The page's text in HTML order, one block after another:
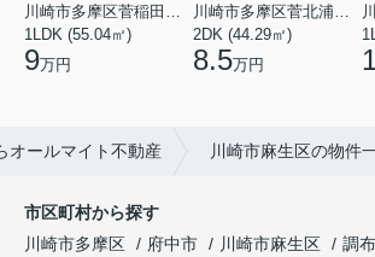
1LDK (55.04㎡)
9万円
2DK (44.29㎡)
8.5万円
オールマイト不動産 川崎市麻生区の物件
市区町村から探す
川崎市多摩区
府中市 川崎市麻生区 調